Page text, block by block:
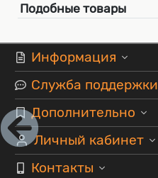
Подобные товары
Информация
Служба поддержки
Дополнительно
Личный кабинет
Контакты